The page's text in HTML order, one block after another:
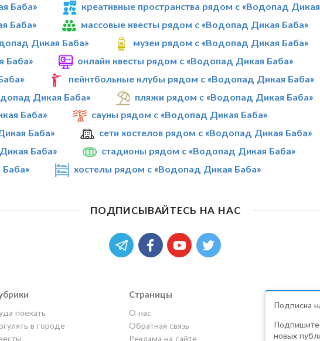
Баба»
креативные пространства рядом с «Водопад
Баба»
массовые квесты рядом с «Водопад Дикая Баба»
Дикая Баба»
музеи рядом с «Водопад Дикая Баба»
Баба»
онлайн квесты рядом с «Водопад Дикая Баба»
пейнтбольные клубы рядом с «Водопад Дикая Баба»
Дикая Баба»
пляжи рядом с «Водопад Дикая Баба»
Баба»
сауны рядом с «Водопад Дикая Баба»
Баба»
сети хостелов рядом с «Водопад Дикая Баба»
Баба»
стадионы рядом с «Водопад Дикая Баба»
хостелы рядом с «Водопад Дикая Баба»
ПОДПИСЫВАЙТЕСЬ НА НАС
поехать
в городе
Страницы
О нас
Обратная связь
Реклама на сайте
Подписка
новых